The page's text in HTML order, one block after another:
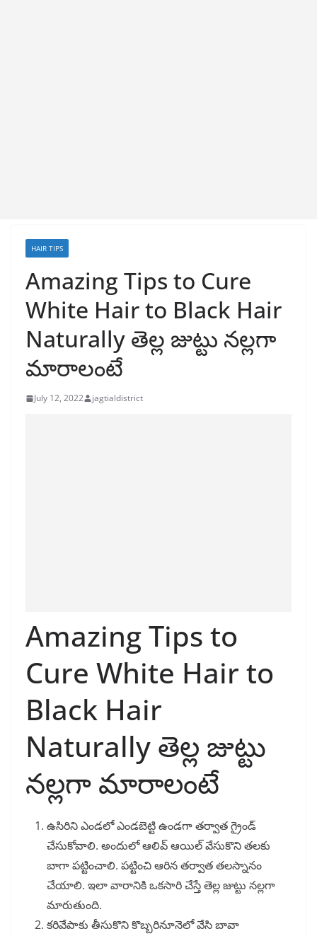
HAIR TIPS
Amazing Tips to Cure
White Hair to Black Hair
Naturally తెల్ల జుట్టు నల్లగా
మారాలంటే
July 12, 2022 jagtialdistrict
Amazing Tips to
Cure White Hair to
Black Hair
Naturally తెల్ల జుట్టు
నల్లగా మారాలంటే
ఉసిరిని ఎండలో ఎండబెట్టి ఉండగా తర్వాత గ్రైండ్
చేసుకోవాలి. అందులో ఆలివ్ ఆయిల్ వేసుకొని తలకు
బాగా పట్టించాలి. పట్టించి ఆరిన తర్వాత తలస్నానం
చేయాలి. ఇలా వారానికి ఒకసారి చేస్తే తెల్ల జుట్టు నల్లగా
మారుతుంది.
కరివేపాకు తీసుకొని కొబ్బరినూనెలో వేసి బావా